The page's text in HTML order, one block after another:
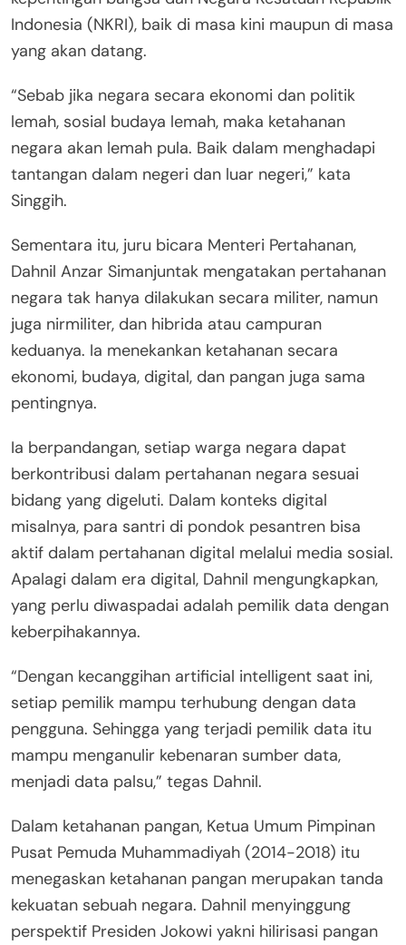
Indonesia (NKRI), baik di masa kini maupun di masa
yang akan datang.
“Sebab jika negara secara ekonomi dan politik
lemah, sosial budaya lemah, maka ketahanan
negara akan lemah pula. Baik dalam menghadapi
tantangan dalam negeri dan luar negeri,” kata
Singgih.
Sementara itu, juru bicara Menteri Pertahanan,
Dahnil Anzar Simanjuntak mengatakan pertahanan
negara tak hanya dilakukan secara militer, namun
juga nirmiliter, dan hibrida atau campuran
keduanya. Ia menekankan ketahanan secara
ekonomi, budaya, digital, dan pangan juga sama
pentingnya.
Ia berpandangan, setiap warga negara dapat
berkontribusi dalam pertahanan negara sesuai
bidang yang digeluti. Dalam konteks digital
misalnya, para santri di pondok pesantren bisa
aktif dalam pertahanan digital melalui media sosial.
Apalagi dalam era digital, Dahnil mengungkapkan,
yang perlu diwaspadai adalah pemilik data dengan
keberpihakannya.
“Dengan kecanggihan artificial intelligent saat ini,
setiap pemilik mampu terhubung dengan data
pengguna. Sehingga yang terjadi pemilik data itu
mampu menganulir kebenaran sumber data,
menjadi data palsu,” tegas Dahnil.
Dalam ketahanan pangan, Ketua Umum Pimpinan
Pusat Pemuda Muhammadiyah (2014-2018) itu
menegaskan ketahanan pangan merupakan tanda
kekuatan sebuah negara. Dahnil menyinggung
perspektif Presiden Jokowi yakni hilirisasi pangan